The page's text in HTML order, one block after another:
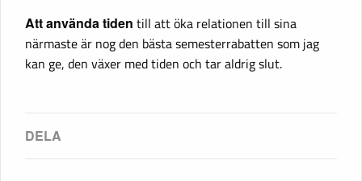
Att använda tiden till att öka relationen till sina
närmaste är nog den bästa semesterrabatten som jag
kan ge, den växer med tiden och tar aldrig slut.